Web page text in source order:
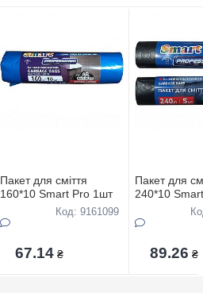
Пакет для сміття
160*10 Smart Pro 1шт
Код: 9161099
67.14 ₴
Пакет для
240*10
89.26 ₴